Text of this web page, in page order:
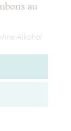
au
Alkohol